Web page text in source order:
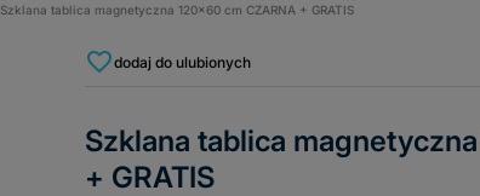
Szklana tablica magnetyczna 120x60 cm CZARNA + GRATIS
dodaj do ulubionych
Szklana tablica
+ GRATIS